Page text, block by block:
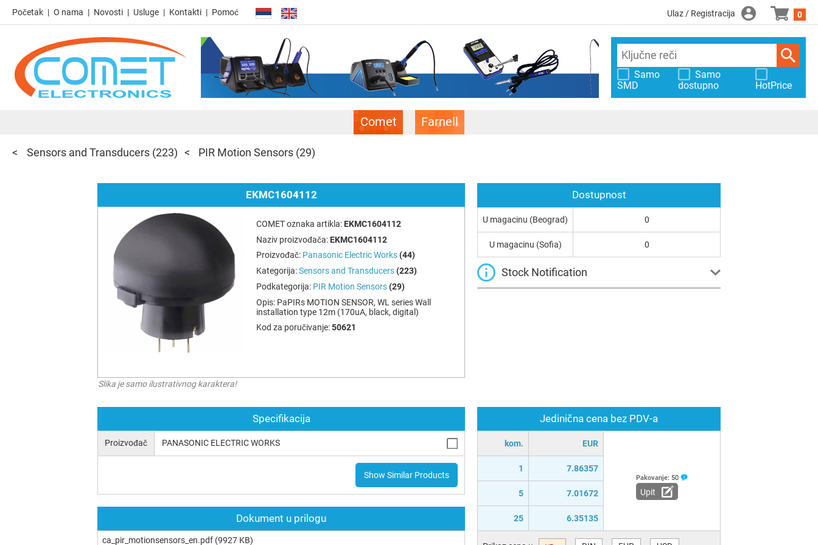
Početak O nama Novosti Usluge Kontakti Pomoć Ulaz / Registracija 0
Samo
SMD
Samo
dostupno
HotPrice
Comet Farnell
Sensors and Transducers (223) PIR Motion Sensors (29)
EKMC1604112
COMET oznaka artikla: EKMC1604112
Naziv proizvođača: EKMC1604112
Proizvođač: Panasonic Electric Works (44)
Kategorija:Sensors and Transducers (223)
Podkategorija: PIR Motion Sensors (29)
Opis: PaPIRs MOTION SENSOR, WL series Wall
installation type 12m (170uA, black, digital)
Kod za poručivanje:50621
Slika je samo ilustrativnog karaktera!
Specifikacija
Proizvođač PANASONIC ELECTRIC WORKS
Show Similar Products
Dokument u prilogu
ca_pir_motionsensors_en.pdf (9927 KB)
Jedinična cena bez PDV-a
kom. EUR
1 7.86357
5 7.01672
25 6.35135
Pakovanje: 50
Upit
Dostupnost
U magacinu (Beograd) 0
U magacinu (Sofia) 0
Stock Notification